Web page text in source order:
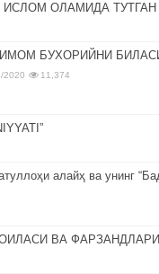
ОЛАМИДА ТУТГАН
БУХОРИЙНИ
2020 11,374
алайҳ ва унинг
ВА